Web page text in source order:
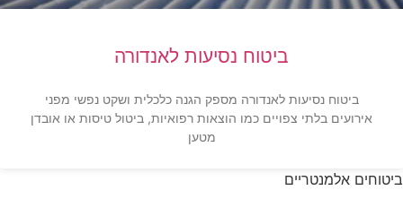
ביטוח נסיעות לאנדורה
ביטוח נסיעות לאנדורה מספק הגנה כלכלית ושקט נפשי מפני
אירועים בלתי צפויים כמו הוצאות רפואיות, ביטול טיסות או אובדן
מטען
ביטוחים אלמנטריים